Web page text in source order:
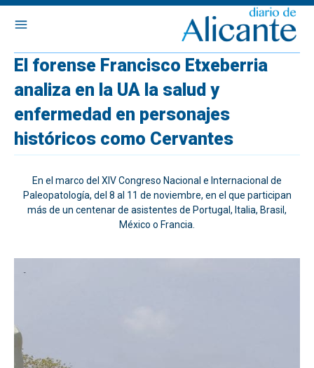
El forense Francisco Etxeberria
analiza en la UA la salud y
enfermedad en personajes
históricos como Cervantes
En el marco del XIV Congreso Nacional e Internacional de
Paleopatología, del 8 al 11 de noviembre, en el que participan
más de un centenar de asistentes de Portugal, Italia, Brasil,
México o Francia.